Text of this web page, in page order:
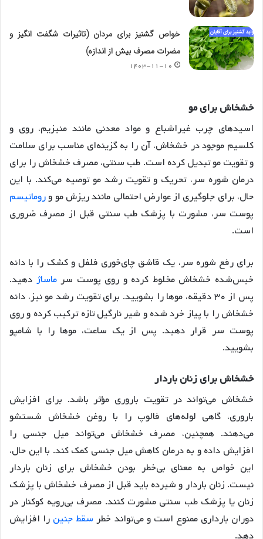
خواص گشنیز برای مردان (تاثیرات شگفت انگیز و
مضرات مصرف بیش از اندازه)
۱۴۰۳-۱۱-۱۰
خشخاش برای مو
اسیدهای چرب غیراشباع و مواد معدنی مانند منیزیم، روی و
کلسیم موجود در خشخاش، آن را به گزینه‌ای مناسب برای سلامت
و تقویت مو تبدیل کرده است. طب سنتی، مصرف خشخاش را برای
درمان شوره سر، تحریک و تقویت رشد مو توصیه می‌کند. با این
حال، برای جلوگیری از عوارض احتمالی مانند ریزش مو وروماتیسم
پوست سر، مشورت با پزشک طب سنتی قبل از مصرف ضروری
است.
برای رفع شوره سر، یک قاشق چای‌خوری فلفل و کشک را با دانه
خیس‌شده خشخاش مخلوط کرده و روی پوست سرماساژ دهید.
پس از ۳۰ دقیقه، موها را بشویید. برای تقویت رشد مو نیز، دانه
خشخاش را با پیاز خرد شده و شیر نارگیل تازه ترکیب کرده و روی
پوست سر قرار دهید. پس از یک ساعت، موها را با شامپو
بشویید.
خشخاش برای زنان باردار
خشخاش می‌تواند در تقویت باروری مؤثر باشد. برای افزایش
باروری، گاهی لوله‌های فالوپ را با روغن خشخاش شستشو
می‌دهند. همچنین، مصرف خشخاش می‌تواند میل جنسی را
افزایش داده و به درمان کاهش میل جنسی کمک کند. با این حال،
این خواص به معنای بی‌خطر بودن خشخاش برای زنان باردار
نیست. زنان باردار و شیرده باید قبل از مصرف خشخاش با پزشک
زنان یا پزشک طب سنتی مشورت کنند. مصرف بی‌رویه کوکنار در
دوران بارداری ممنوع است و می‌تواند خطر سقط جنین را افزایش